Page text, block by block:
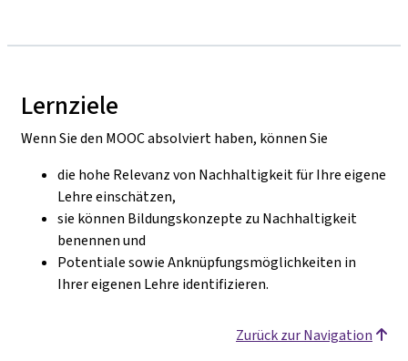
Lernziele
Wenn Sie den MOOC absolviert haben, können Sie
die hohe Relevanz von Nachhaltigkeit für Ihre eigene
Lehre einschätzen,
sie können Bildungskonzepte zu Nachhaltigkeit
benennen und
Potentiale sowie Anknüpfungsmöglichkeiten in
Ihrer eigenen Lehre identifizieren.
Zurück zur Navigation